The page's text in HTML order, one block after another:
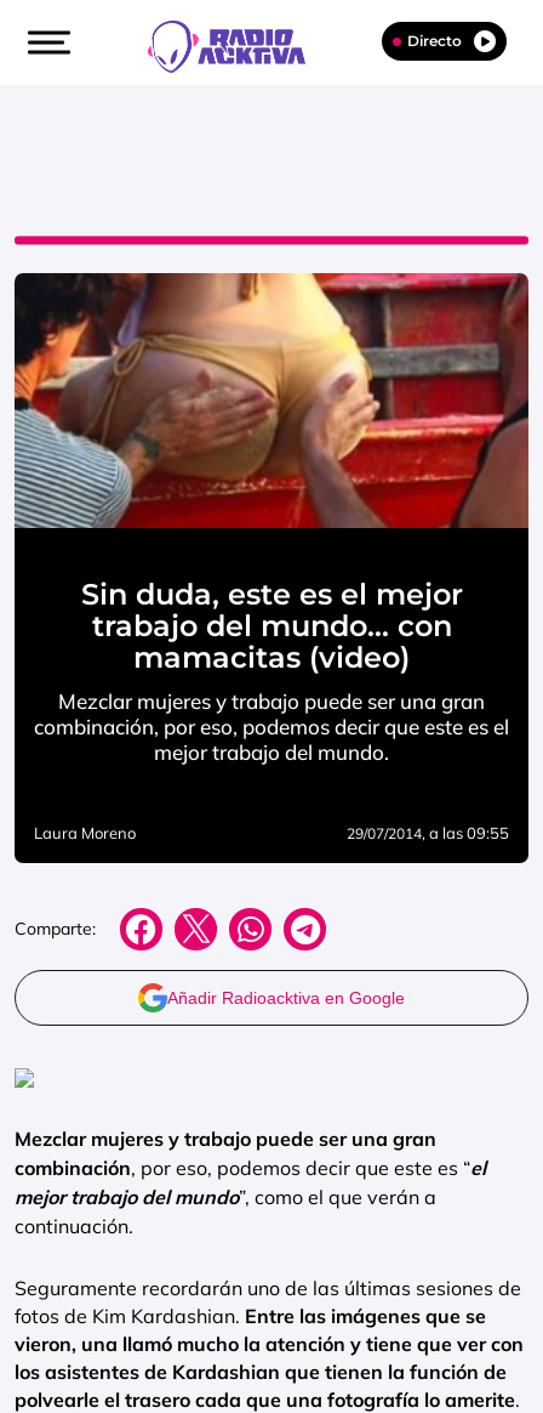
Directo
Sin duda, este es el mejor
trabajo del mundo… con
mamacitas (video)
Mezclar mujeres y trabajo puede ser una gran
combinación, por eso, podemos decir que este es el
mejor trabajo del mundo.
Laura Moreno 29/07/2014, a las 09:55
Comparte:
Añadir Radioacktiva en Google
Mezclar mujeres y trabajo puede ser una gran
combinación, por eso, podemos decir que este es “el
mejor trabajo del mundo”, como el que verán a
continuación.
Seguramente recordarán uno de las últimas sesiones de
fotos de Kim Kardashian. Entre las imágenes que se
vieron, una llamó mucho la atención y tiene que ver con
los asistentes de Kardashian que tienen la función de
polvearle el trasero cada que una fotografía lo amerite.